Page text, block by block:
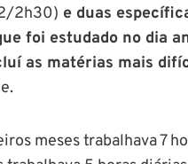
2h30) e duas
foi estudado no dia
as matérias mais
meses trabalhava 7